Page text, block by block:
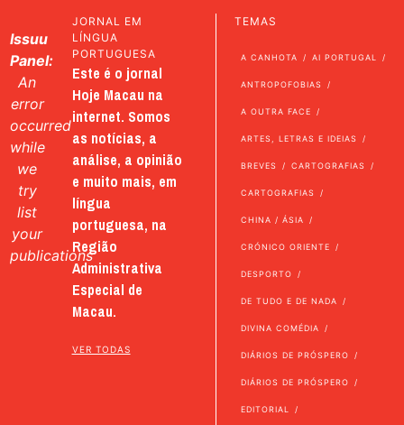
Issuu
Panel:
An
error
occurred
while
we
try
list
your
publications
JORNAL EM
LÍNGUA
PORTUGUESA
Este é o jornal
Hoje Macau na
internet. Somos
as notícias, a
análise, a opinião
e muito mais, em
língua
portuguesa, na
Região
Administrativa
Especial de
Macau.
VER TODAS
TEMAS
A CANHOTA AI PORTUGAL
ANTROPOFOBIAS
A OUTRA FACE
ARTES, LETRAS E IDEIAS
BREVES CARTOGRAFIAS
CARTOGRAFIAS
CHINA / ÁSIA
CRÓNICO ORIENTE
DESPORTO
DE TUDO E DE NADA
DIVINA COMÉDIA
DIÁRIOS DE PRÓSPERO
DIÁRIOS DE PRÓSPERO
EDITORIAL